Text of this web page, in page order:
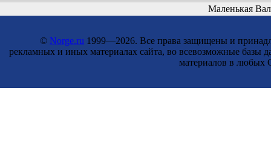
Маленькая
© Norge.ru 1999—2026. Все права защищены и
рекламных и иных материалах сайта, во всевозможные базы
материалов в любых